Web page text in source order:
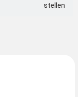
stellen